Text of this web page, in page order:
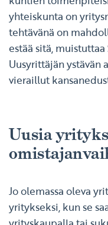
yhteiskunta on
tehtävänä on
estää sitä,
Uusyrittäjän ystävän
vieraillut
Uusia
Jo olemassa oleva
yritykseksi, kun se